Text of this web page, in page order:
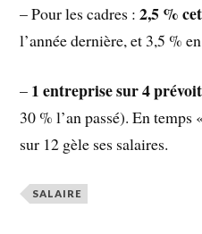
– Pour les cadres : 2,5 %
l’année dernière, et 3,5 %
– 1 entreprise sur 4
30 % l’an passé). En
sur 12 gèle ses salaires.
SALAIRE